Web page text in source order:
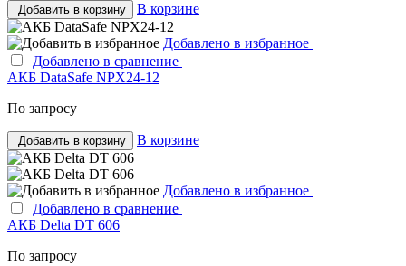
Добавить в корзину В корзине
Добавлено в избранное
Добавлено в сравнение
АКБ DataSafe NPX24-12
По запросу
Добавить в корзину В корзине
Добавлено в избранное
Добавлено в сравнение
АКБ Delta DT 606
По запросу